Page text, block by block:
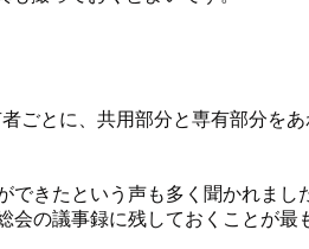
ごとに、共用部分と専有部分をあ
きたという声も多く聞かれまし
の議事録に残しておくことが最